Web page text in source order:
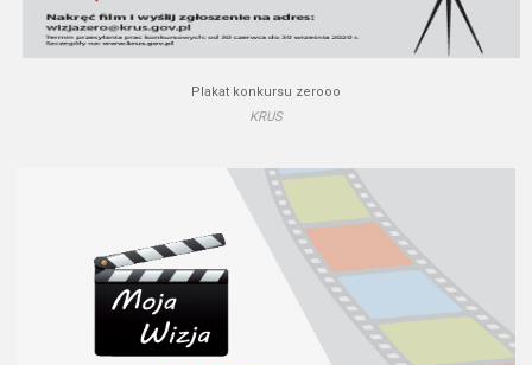
Plakat konkursu zerooo
KRUS